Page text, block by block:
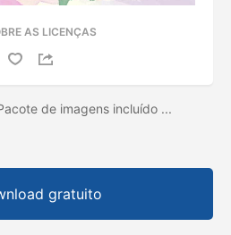
AS LICENÇAS
de imagens incluído ...
gratuito